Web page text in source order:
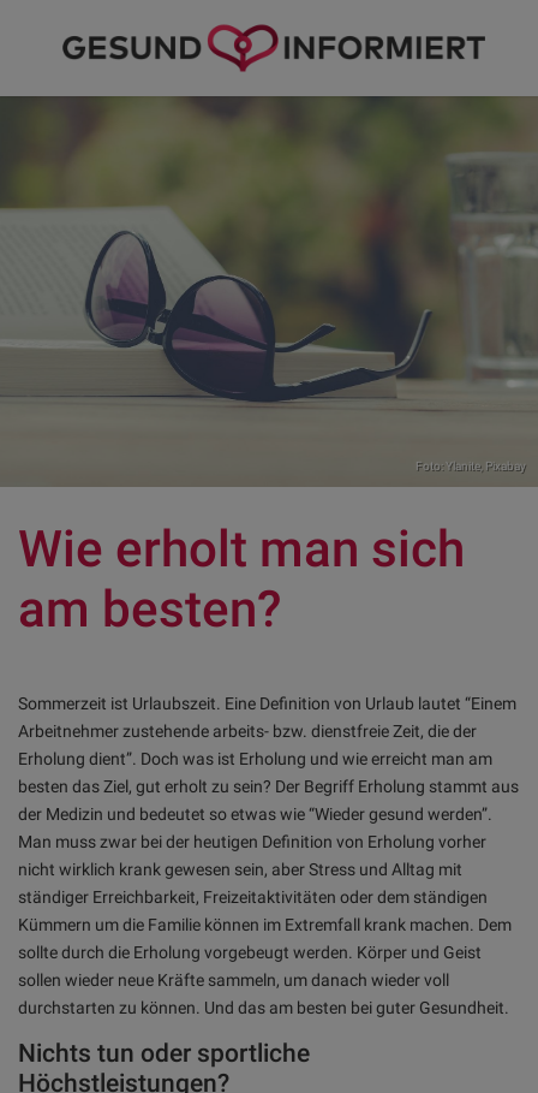
Foto: Ylanite, Pixabay
Wie erholt man sich
am besten?
Sommerzeit ist Urlaubszeit. Eine Definition von Urlaub lautet “Einem
Arbeitnehmer zustehende arbeits- bzw. dienstfreie Zeit, die der
Erholung dient”. Doch was ist Erholung und wie erreicht man am
besten das Ziel, gut erholt zu sein? Der Begriff Erholung stammt aus
der Medizin und bedeutet so etwas wie “Wieder gesund werden”.
Man muss zwar bei der heutigen Definition von Erholung vorher
nicht wirklich krank gewesen sein, aber Stress und Alltag mit
ständiger Erreichbarkeit, Freizeitaktivitäten oder dem ständigen
Kümmern um die Familie können im Extremfall krank machen. Dem
sollte durch die Erholung vorgebeugt werden. Körper und Geist
sollen wieder neue Kräfte sammeln, um danach wieder voll
durchstarten zu können. Und das am besten bei guter Gesundheit.
Nichts tun oder sportliche
Höchstleistungen?